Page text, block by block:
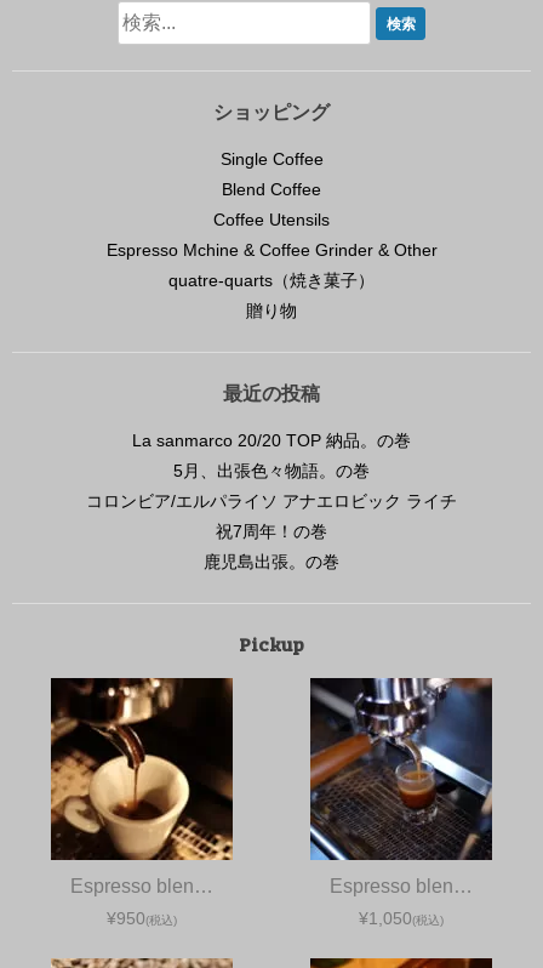
ショッピング
Single Coffee
Blend Coffee
Coffee Utensils
Espresso Mchine & Coffee Grinder & Other
quatre-quarts（焼き菓子）
贈り物
最近の投稿
La sanmarco 20/20 TOP 納品。の巻
5月、出張色々物語。の巻
コロンビア/エルパライソ アナエロビック ライチ
祝7周年！の巻
鹿児島出張。の巻
Pickup
Espresso blen…
¥950(税込)
Espresso blen…
¥1,050(税込)